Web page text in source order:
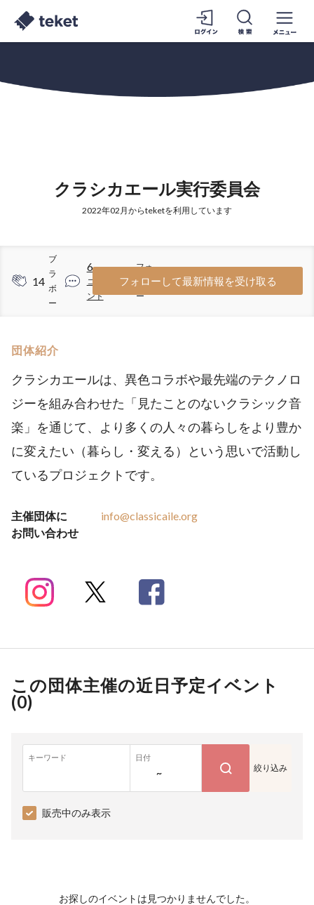
クラシカエール実行委員会
2022年02月からteketを利用しています
14
ブ
ラ
ボ
ー
6
コメ
ント
8
フォ
ロワ
ー
フォローして最新情報を受け取る
団体紹介
クラシカエールは、異色コラボや最先端のテクノロ
ジーを組み合わせた「見たことのないクラシック音
楽」を通じて、より多くの人々の暮らしをより豊か
に変えたい（暮らし・変える）という思いで活動し
ているプロジェクトです。
主催団体に
お問い合わせ
info@classicaile.org
この団体主催の近日予定イベント
(0)
キーワード 日付
~ 絞り込み
販売中のみ表示
お探しのイベントは見つかりませんでした。